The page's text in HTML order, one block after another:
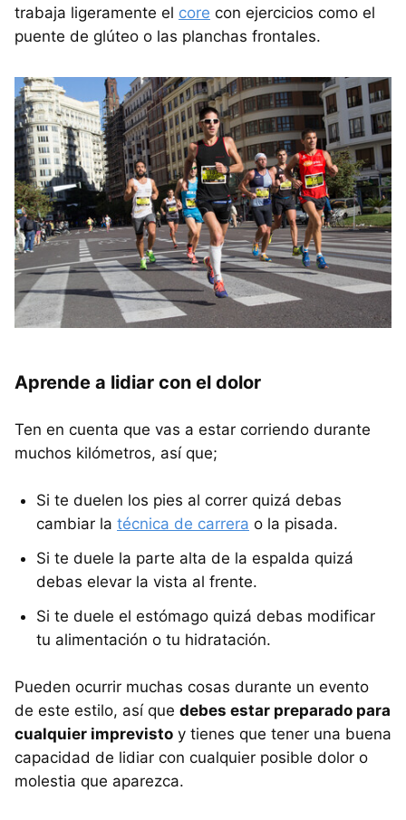
trabaja ligeramente el core con ejercicios como el
puente de glúteo o las planchas frontales.
Aprende a lidiar con el dolor
Ten en cuenta que vas a estar corriendo durante
muchos kilómetros, así que;
Si te duelen los pies al correr quizá debas
cambiar la técnica de carrera o la pisada.
Si te duele la parte alta de la espalda quizá
debas elevar la vista al frente.
Si te duele el estómago quizá debas modificar
tu alimentación o tu hidratación.
Pueden ocurrir muchas cosas durante un evento
de este estilo, así que debes estar preparado para
cualquier imprevisto y tienes que tener una buena
capacidad de lidiar con cualquier posible dolor o
molestia que aparezca.